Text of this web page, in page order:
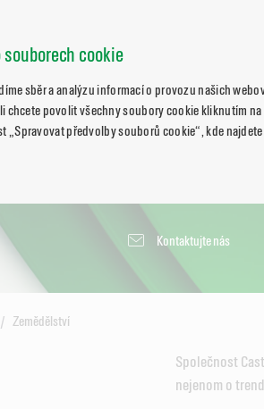
cookie
sběr a analýzu informací o provozu našich
povolit všechny soubory cookie kliknutím na
předvolby souborů cookie“, kde
Kontaktujte nás
Zemědělství
Společnost
nejenom o